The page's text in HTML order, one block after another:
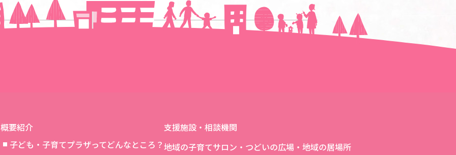
次の記事へ＞＞
概要紹介
子ども・子育てプラザってどんなところ？
支援施設・相談機関
地域の子育てサロン・つどいの広場・地域の居場所